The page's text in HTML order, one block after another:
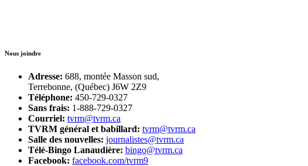
Nous joindre
Adresse: 688, montée Masson sud,
Terrebonne, (Québec) J6W 2Z9
Téléphone: 450-729-0327
Sans frais: 1-888-729-0327
Courriel: tvrm@tvrm.ca
TVRM général et babillard: tvrm@tvrm.ca
Salle des nouvelles: journalistes@tvrm.ca
Télé-Bingo Lanaudière: bingo@tvrm.ca
Facebook: facebook.com/tvrm9